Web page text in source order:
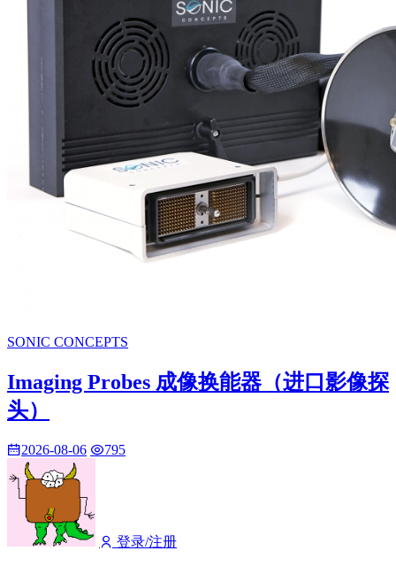
SONIC CONCEPTS
Imaging Probes 成像换能器（进口影像探
头）
2026-08-06 795
登录/注册